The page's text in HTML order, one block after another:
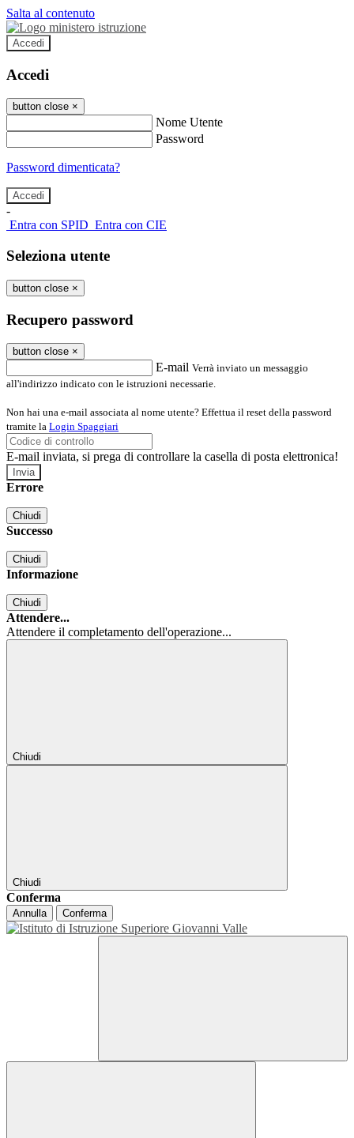
Salta al contenuto
Accedi
Accedi
button close ×
Nome Utente
Password
Password dimenticata?
-
Entra con SPID Entra con CIE
Seleziona utente
button close ×
Recupero password
button close ×
E-mail Verrà inviato un messaggio
all'indirizzo indicato con le istruzioni necessarie.
Non hai una e-mail associata al nome utente? Effettua il reset della password
tramite la Login Spaggiari
E-mail inviata, si prega di controllare la casella di posta elettronica!
Errore
Chiudi
Successo
Chiudi
Informazione
Chiudi
Attendere...
Attendere il completamento dell'operazione...
Chiudi
Chiudi
Conferma
Annulla Conferma